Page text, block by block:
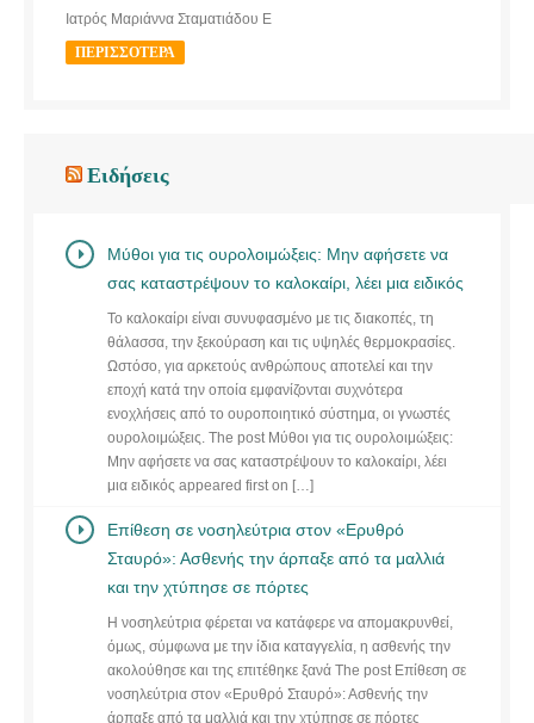
Ιατρός Μαριάννα Σταματιάδου Ε
ΠΕΡΙΣΣΌΤΕΡΑ
Ειδήσεις
Μύθοι για τις ουρολοιμώξεις: Μην αφήσετε να
σας καταστρέψουν το καλοκαίρι, λέει μια ειδικός
Το καλοκαίρι είναι συνυφασμένο με τις διακοπές, τη
θάλασσα, την ξεκούραση και τις υψηλές θερμοκρασίες.
Ωστόσο, για αρκετούς ανθρώπους αποτελεί και την
εποχή κατά την οποία εμφανίζονται συχνότερα
ενοχλήσεις από το ουροποιητικό σύστημα, οι γνωστές
ουρολοιμώξεις. The post Μύθοι για τις ουρολοιμώξεις:
Μην αφήσετε να σας καταστρέψουν το καλοκαίρι, λέει
μια ειδικός appeared first on […]
Eπίθεση σε νοσηλεύτρια στον «Ερυθρό
Σταυρό»: Ασθενής την άρπαξε από τα μαλλιά
και την χτύπησε σε πόρτες
Η νοσηλεύτρια φέρεται να κατάφερε να απομακρυνθεί,
όμως, σύμφωνα με την ίδια καταγγελία, η ασθενής την
ακολούθησε και της επιτέθηκε ξανά The post Eπίθεση σε
νοσηλεύτρια στον «Ερυθρό Σταυρό»: Ασθενής την
άρπαξε από τα μαλλιά και την χτύπησε σε πόρτες